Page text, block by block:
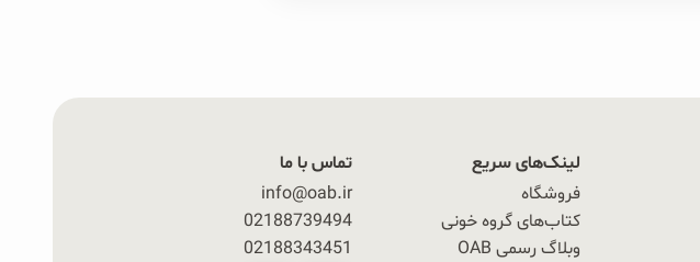
لینک‌های سریع
فروشگاه
کتاب‌های گروه خونی
وبلاگ رسمی OAB
تماس با ما
info@oab.ir
02188739494
02188343451